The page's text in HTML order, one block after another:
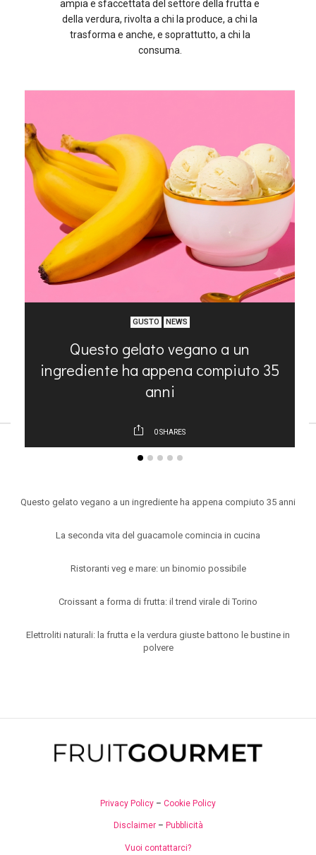
ampia e sfaccettata del settore della frutta e
della verdura, rivolta a chi la produce, a chi la
trasforma e anche, e soprattutto, a chi la
consuma.
GUSTO NEWS
Questo gelato vegano a un
ingrediente ha appena compiuto 35
anni
0SHARES
Questo gelato vegano a un ingrediente ha appena compiuto 35 anni
La seconda vita del guacamole comincia in cucina
Ristoranti veg e mare: un binomio possibile
Croissant a forma di frutta: il trend virale di Torino
Elettroliti naturali: la frutta e la verdura giuste battono le bustine in
polvere
Privacy Policy – Cookie Policy
Disclaimer– Pubblicità
Vuoi contattarci?